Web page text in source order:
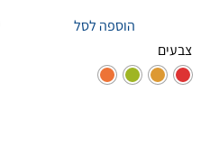
הוספה לסל
צבעים